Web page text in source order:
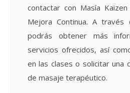
contactar con Masía
Mejora Continua. A
podrás obtener más
servicios ofrecidos, así
en las clases o solicitar una
de masaje terapéutico.